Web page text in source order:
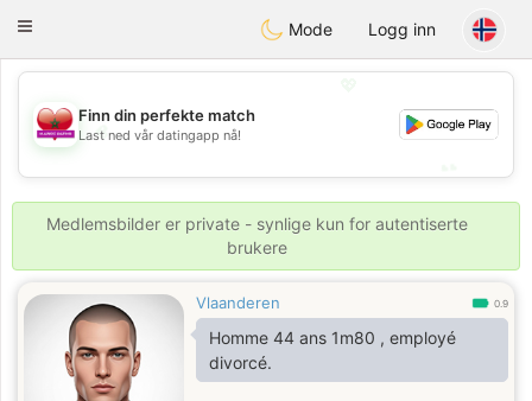
Maroc Dating
Toggle
Mode Logg inn
💖
💕
Finn din perfekte match
Last ned vår datingapp nå!
Medlemsbilder er private - synlige kun for autentiserte
brukere
Vlaanderen 0.9
Homme 44 ans 1m80 , employé
divorcé.